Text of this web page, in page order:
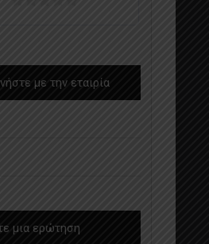
με την εταιρία
μια ερώτηση